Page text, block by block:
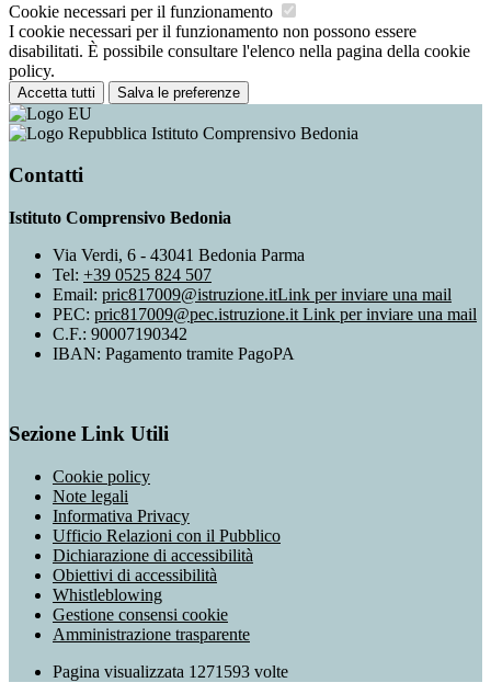
Cookie necessari per il funzionamento
I cookie necessari per il funzionamento non possono essere
disabilitati. È possibile consultare l'elenco nella pagina della cookie
policy.
Accetta tutti Salva le preferenze
Istituto Comprensivo Bedonia
Contatti
Istituto Comprensivo Bedonia
Via Verdi, 6 - 43041 Bedonia Parma
Tel: +39 0525 824 507
Email: pric817009@istruzione.itLink per inviare una mail
PEC: pric817009@pec.istruzione.it Link per inviare una mail
C.F.: 90007190342
IBAN: Pagamento tramite PagoPA
Sezione Link Utili
Cookie policy
Note legali
Informativa Privacy
Ufficio Relazioni con il Pubblico
Dichiarazione di accessibilità
Obiettivi di accessibilità
Whistleblowing
Gestione consensi cookie
Amministrazione trasparente
Pagina visualizzata 1271593 volte